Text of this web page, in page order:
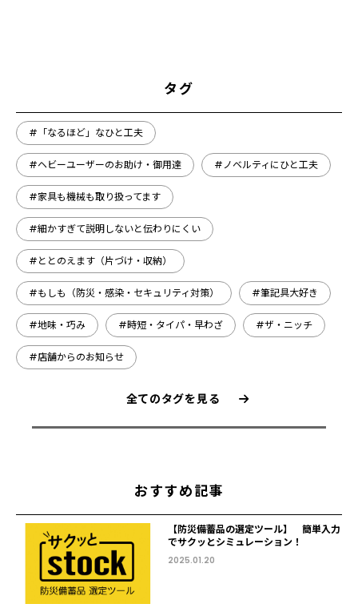
タグ
#「なるほど」なひと工夫
#ヘビーユーザーのお助け・御用達 #ノベルティにひと工夫
#家具も機械も取り扱ってます
#細かすぎて説明しないと伝わりにくい
#ととのえます（片づけ・収納）
#もしも（防災・感染・セキュリティ対策） #筆記具大好き
#地味・巧み #時短・タイパ・早わざ #ザ・ニッチ
#店舗からのお知らせ
全てのタグを見る
おすすめ記事
【防災備蓄品の選定ツール】 簡単入力
でサクッとシミュレーション！
2025.01.20